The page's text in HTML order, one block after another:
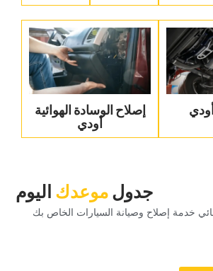
‏إصلاح الوسادة الهوائية
أودي‏
‏جدول‏‏موعدك‏ ‏اليوم‏
خدمة إصلاح وصيانة السيارات الخاص بك‏